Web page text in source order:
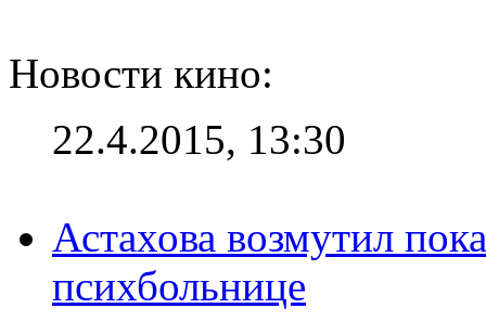
Новости кино:
22.4.2015, 13:30
Астахова возмутил
психбольнице